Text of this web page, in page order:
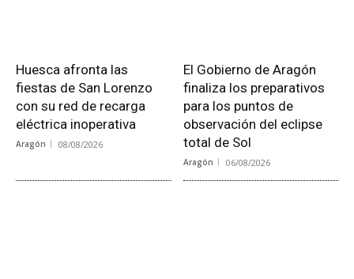
Huesca afronta las
fiestas de San Lorenzo
con su red de recarga
eléctrica inoperativa
Aragón 08/08/2026
El Gobierno de Aragón
finaliza los preparativos
para los puntos de
observación del eclipse
total de Sol
Aragón 06/08/2026